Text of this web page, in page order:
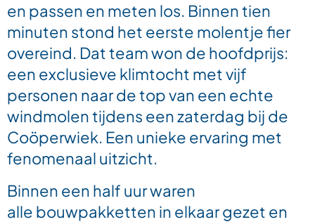
en passen en meten los. Binnen tien
minuten stond het eerste molentje fier
overeind. Dat team won de hoofdprijs:
een exclusieve klimtocht met vijf
personen naar de top van een echte
windmolen tijdens een zaterdag bij de
Coöperwiek. Een unieke ervaring met
fenomenaal uitzicht.
Binnen een half uur waren
alle bouwpakketten in elkaar gezet en